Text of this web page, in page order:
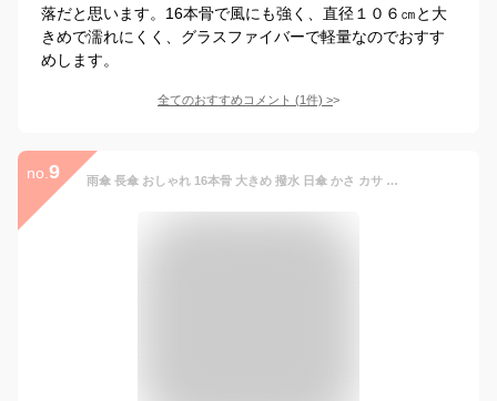
落だと思います。16本骨で風にも強く、直径１０６㎝と大
きめで濡れにくく、グラスファイバーで軽量なのでおすす
めします。
全てのおすすめコメント (1件) >
no. 9 雨傘 長傘 おしゃれ 16本骨 大きめ 撥水 日傘 かさ カサ 折れにくい 晴雨兼用 ワンタッチ 耐風傘 UVカット 軽量 かわいい 梅雨対策 シンプル 通勤通学 傘 レディース メンズ ジャンプ傘 長傘 エレガント